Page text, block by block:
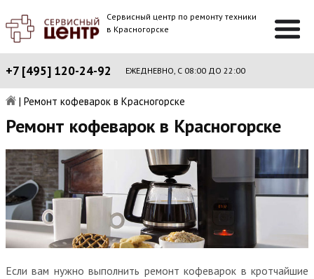
Сервисный центр по ремонту техники
в Красногорске
+7 [495] 120-24-92 ЕЖЕДНЕВНО, С 08:00 ДО 22:00
| Ремонт кофеварок в Красногорске
Ремонт кофеварок в Красногорске
Если вам нужно выполнить ремонт кофеварок в кротчайшие